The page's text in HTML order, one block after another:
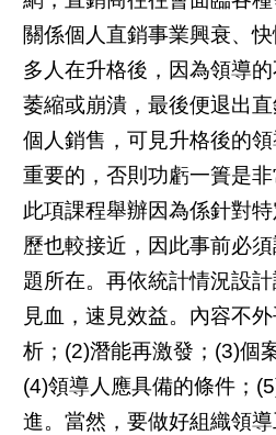
關係個人直銷事業興衰、
多人在升格後，因為領導
萎縮或崩潰，最後便退出
個人銷售，可見升格後的
重要的，否則功虧一簣是非
此項課程舉辦因為係針對
歷也較接近，因此事前必
題所在。再依統計情況設
見血，速見效益。內容不
析；(2)潛能再激發；(3)個
(4)領導人應具備的條件；
進。當然，要做好組織領